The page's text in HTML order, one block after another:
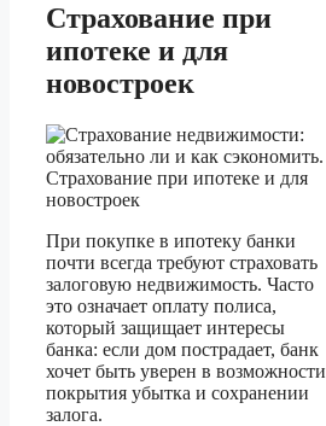
Страхование при
ипотеке и для
новостроек
При покупке в ипотеку банки
почти всегда требуют страховать
залоговую недвижимость. Часто
это означает оплату полиса,
который защищает интересы
банка: если дом пострадает, банк
хочет быть уверен в возможности
покрытия убытка и сохранении
залога.